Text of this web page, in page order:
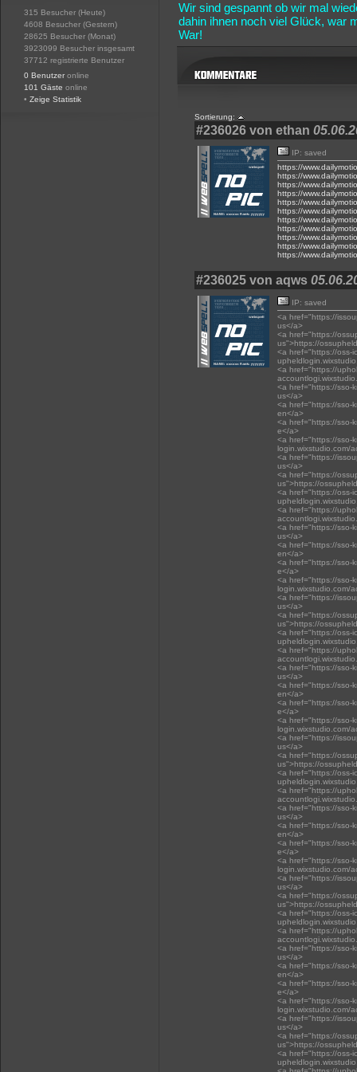
315 Besucher (Heute)
4608 Besucher (Gestern)
28625 Besucher (Monat)
3923099 Besucher insgesamt
37712 registrierte Benutzer
0 Benutzer online
101 Gäste online
• Zeige Statistik
Wir sind gespannt ob wir mal
dahin ihnen noch viel Glück, war
War!
Sortierung:
#236026 von ethan
IP: saved
https://
https://
https://
https://
https://
https://
https://
https://
https://
https://
https://
#236025 von aqws
IP: saved
<a href="https://
us</a>
<a href="https://
us">https://
<a href="https://oss-
<a href="https://
<a href="https://sso-
us</a>
<a href="https://sso-
en</a>
<a href="https://sso-
e</a>
<a href="https://sso-
login.wixstudio.com/
<a href="https://
us</a>
<a href="https://
us">https://
<a href="https://oss-
<a href="https://
<a href="https://sso-
us</a>
<a href="https://sso-
en</a>
<a href="https://sso-
e</a>
<a href="https://sso-
login.wixstudio.com/
<a href="https://
us</a>
<a href="https://
us">https://
<a href="https://oss-
<a href="https://
<a href="https://sso-
us</a>
<a href="https://sso-
en</a>
<a href="https://sso-
e</a>
<a href="https://sso-
login.wixstudio.com/
<a href="https://
us</a>
<a href="https://
us">https://
<a href="https://oss-
<a href="https://
<a href="https://sso-
us</a>
<a href="https://sso-
en</a>
<a href="https://sso-
e</a>
<a href="https://sso-
login.wixstudio.com/
<a href="https://
us</a>
<a href="https://
us">https://
<a href="https://oss-
<a href="https://
<a href="https://sso-
us</a>
<a href="https://sso-
en</a>
<a href="https://sso-
e</a>
<a href="https://sso-
login.wixstudio.com/
<a href="https://
us</a>
<a href="https://
us">https://
<a href="https://oss-